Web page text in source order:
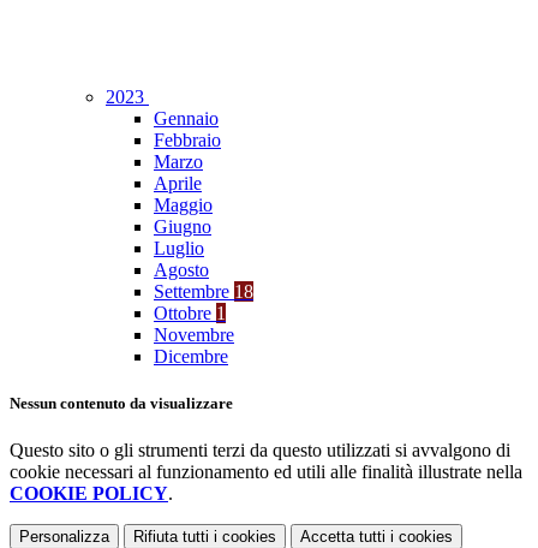
2023
Gennaio
Febbraio
Marzo
Aprile
Maggio
Giugno
Luglio
Agosto
Settembre 18
Ottobre 1
Novembre
Dicembre
Nessun contenuto da visualizzare
Questo sito o gli strumenti terzi da questo utilizzati si avvalgono di
cookie necessari al funzionamento ed utili alle finalità illustrate nella
COOKIE POLICY.
Personalizza Rifiuta tutti i cookies Accetta tutti i cookies